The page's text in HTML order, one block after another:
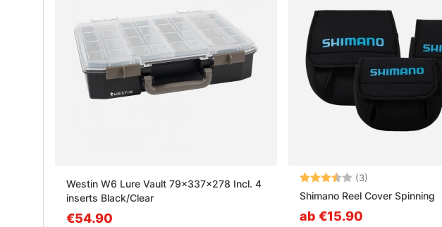
Westin W6 Lure Vault 79x337x278 Incl. 4
inserts Black/Clear
€54.90
Bewertung:(3)
Shimano Reel Cover Spinning
ab €15.90